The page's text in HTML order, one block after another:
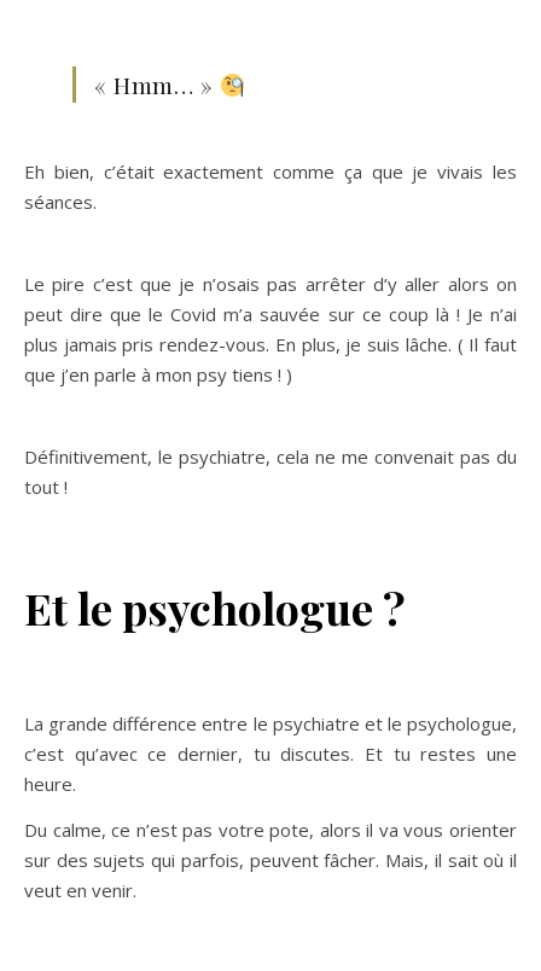
« Hmm… »
Eh bien, c’était exactement comme ça que je vivais les
séances.
Le pire c’est que je n’osais pas arrêter d’y aller alors on
peut dire que le Covid m’a sauvée sur ce coup là ! Je n’ai
plus jamais pris rendez-vous. En plus, je suis lâche. ( Il faut
que j’en parle à mon psy tiens ! )
Définitivement, le psychiatre, cela ne me convenait pas du
tout !
Et le psychologue ?
La grande différence entre le psychiatre et le psychologue,
c’est qu’avec ce dernier, tu discutes. Et tu restes une
heure.
Du calme, ce n’est pas votre pote, alors il va vous orienter
sur des sujets qui parfois, peuvent fâcher. Mais, il sait où il
veut en venir.